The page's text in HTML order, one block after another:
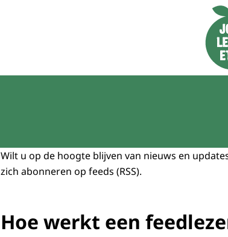
Naar de
Wilt u op de hoogte blijven van nieuws en
zich abonneren op feeds (RSS).
Hoe werkt een